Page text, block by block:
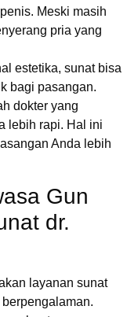
Meski masih
pria yang
estetika, sunat bisa
bagi pasangan.
dokter yang
lebih rapi. Hal ini
Anda lebih
Gun
dr.
layanan sunat